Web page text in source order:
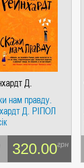
МАНДРІВЕЦЬ
Д.
нам правду.
Д. РІПОЛ
320.00грн